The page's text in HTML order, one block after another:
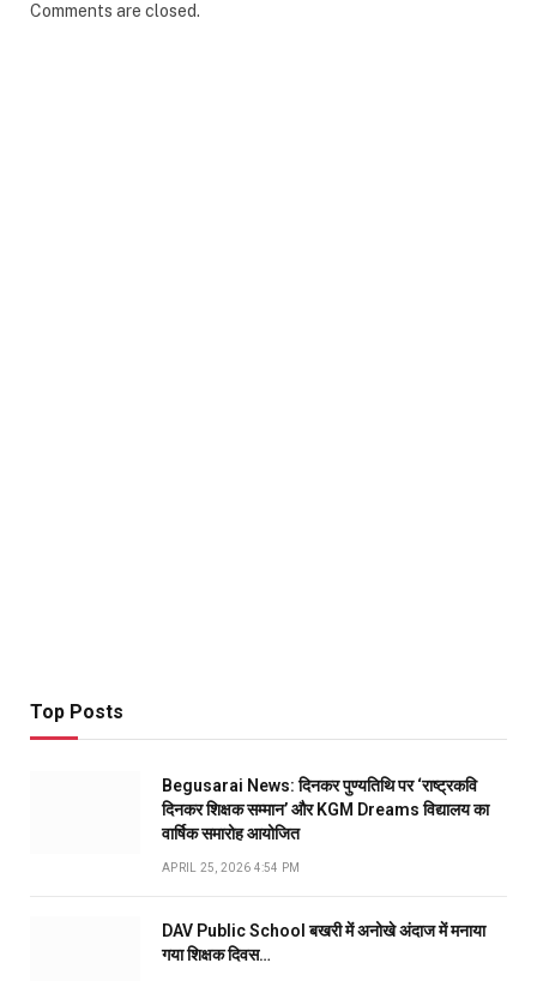
Comments are closed.
Top Posts
Begusarai News: दिनकर पुण्यतिथि पर ‘राष्ट्रकवि
दिनकर शिक्षक सम्मान’ और KGM Dreams विद्यालय का
वार्षिक समारोह आयोजित
APRIL 25, 2026 4:54 PM
DAV Public School बखरी में अनोखे अंदाज में मनाया
गया शिक्षक दिवस…